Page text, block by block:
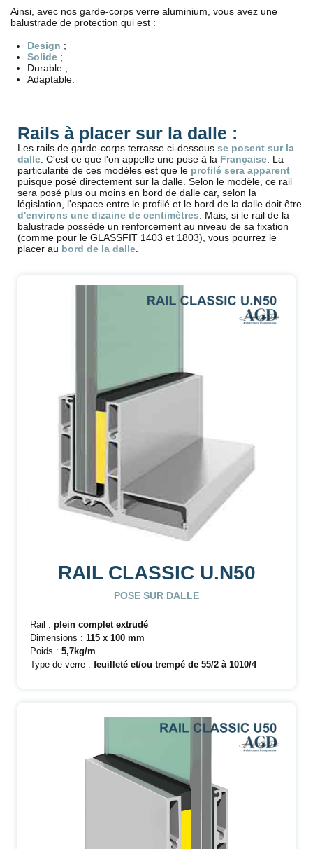
Ainsi, avec nos garde-corps verre aluminium, vous avez une
balustrade de protection qui est :
Design ;
Solide ;
Durable ;
Adaptable.
Rails à placer sur la dalle :
Les rails de garde-corps terrasse ci-dessous se posent sur la
dalle . C'est ce que l'on appelle une pose à la Française . La
particularité de ces modèles est que le profilé sera apparent
puisque posé directement sur la dalle. Selon le modèle, ce rail
sera posé plus ou moins en bord de dalle car, selon la
législation, l'espace entre le profilé et le bord de la dalle doit être
d'environs une dizaine de centimètres . Mais, si le rail de la
balustrade possède un renforcement au niveau de sa fixation
(comme pour le GLASSFIT 1403 et 1803), vous pourrez le
placer au bord de la dalle
RAIL CLASSIC U.N50
POSE SUR DALLE
Rail : plein complet extrudé
Dimensions : 115 x 100 mm
Poids : 5,7kg/m
Type de verre : feuilleté et/ou trempé de 55/2 à 1010/4